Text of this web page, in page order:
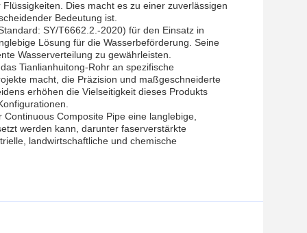
Dies macht es zu einer zuverlässigen
Bedeutung ist.
SY/T6662.2.-2020) für den Einsatz in
Lösung für die Wasserbeförderung. Seine
Wasserverteilung zu gewährleisten.
Tianlianhuitong-Rohr an spezifische
macht, die Präzision und maßgeschneiderte
erhöhen die Vielseitigkeit dieses Produkts
Composite Pipe eine langlebige,
werden kann, darunter faserverstärkte
landwirtschaftliche und chemische